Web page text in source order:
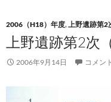
2006（H18）年度,上野遺跡第2
上野遺跡第2次
2006年9月14日 コメン